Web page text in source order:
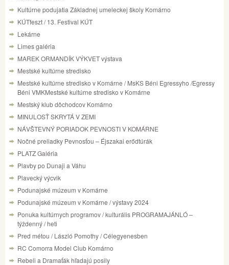
Kultúrne podujatia Základnej umeleckej školy Komárno
KÚTfeszt / 13. Festival KÚT
Lekárne
Limes galéria
MAREK ORMANDÍK VÝKVET výstava
Mestské kultúrne stredisko
Mestské kultúrne stredisko v Komárne / MsKS Béni Egressyho /Egressy
Béni VMKMestské kultúrne stredisko v Komárne
Mestský klub dôchodcov Komárno
MINULOSŤ SKRYTÁ V ZEMI
NÁVŠTEVNÝ PORIADOK PEVNOSTI V KOMÁRNE
Nočné preliadky Pevnosťou – Éjszakai erődtúrák
PLATZ Galéria
Plavby po Dunaji a Váhu
Plavecký výcvik
Podunajské múzeum v Komárne
Podunajské múzeum v Komárne / výstavy 2024
Ponuka kultúrnych programov / kulturális PROGRAMAJÁNLÓ –
týždenný / heti
Pred métou / László Pomothy / Célegyenesben
RC Comorra Model Club Komárno
Rebeli a Dramaťák hľadajú posily